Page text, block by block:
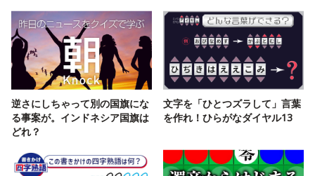
逆さにしちゃって別の国旗にな
る事案が。インドネシア国旗は
どれ？
文字を「ひとつズラして」言葉
を作れ！ひらがなダイヤル13